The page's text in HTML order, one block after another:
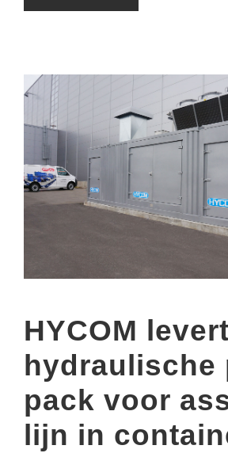
HYCOM levert
hydraulische
pack voor
lijn in